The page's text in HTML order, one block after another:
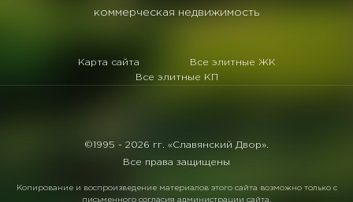
коммерческая недвижимость
Карта сайта
Все элитные ЖК
Все элитные КП
©1995 - 2026 гг. «Славянский Двор».
Все права защищены
Копирование и воспроизведение материалов этого сайта возможно только с
письменного согласия администрации сайта.